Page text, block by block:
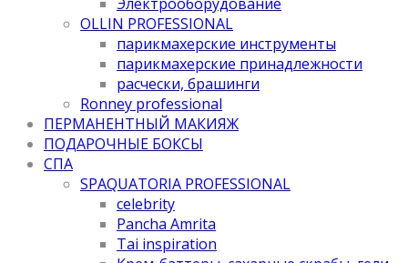
OLLIN PROFESSIONAL
парикмахерские инструменты
парикмахерские принадлежности
расчески, брашинги
Ronney professional
ПЕРМАНЕНТНЫЙ МАКИЯЖ
ПОДАРОЧНЫЕ БОКСЫ
СПА
SPAQUATORIA PROFESSIONAL
celebrity
Pancha Amrita
Tai inspiration